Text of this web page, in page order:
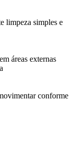
limpeza simples e
áreas externas
conforme